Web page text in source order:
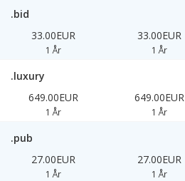
.bid
33.00EUR
1 År
33.00EUR
1 År
.luxury
649.00EUR
1 År
649.00EUR
1 År
.pub
27.00EUR
1 År
27.00EUR
1 År